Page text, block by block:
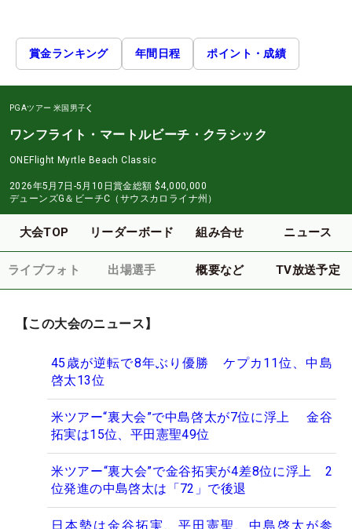
賞金ランキング 年間日程 ポイント・成績
PGAツアー 米国男子
ワンフライト・マートルビーチ・クラシック
ONEFlight Myrtle Beach Classic
2026年5月7日-5月10日賞金総額 $4,000,000
デューンズG＆ビーチC（サウスカロライナ州）
大会TOP リーダーボード 組み合せ ニュース
ライブフォト 出場選手 概要など TV放送予定
【この大会のニュース】
45歳が逆転で8年ぶり優勝 ケプカ11位、中島
啓太13位
米ツアー“裏大会”で中島啓太が7位に浮上 金谷
拓実は15位、平田憲聖49位
米ツアー“裏大会”で金谷拓実が4差8位に浮上 2
位発進の中島啓太は「72」で後退
日本勢は金谷拓実、平田憲聖、中島啓太が参